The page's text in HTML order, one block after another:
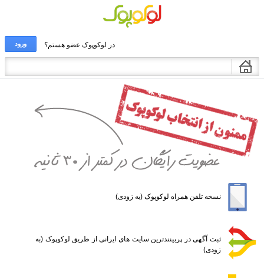
ورود در لوکوپوک عضو هستم؟
نسخه تلفن همراه لوکوپوک (به زودی)
ثبت آگهی در پربینندترین سایت های ایرانی از طریق لوکوپوک (به
زودی)